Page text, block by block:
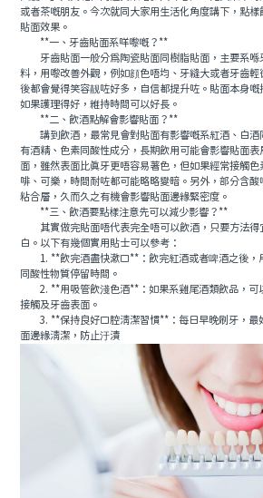
或者茶嘅朋友。今次就同大家用生活化角度講下，點
貼面效果。
**一、牙齒貼面系咩嚟嘅？**
牙齒貼面一般分爲陶瓷貼面同樹脂貼面，主要系喺
料，用嚟改善外觀，例如顔色唔均、牙縫大或者牙齒
後都會覺得笑容靓咗好多，自信都提升咗。貼面本身嘅
如果護理得好，維持時間可以好長。
**二、飲酒點解會影響貼面？**
講到飲酒，最常見會對貼面有影響嘅系紅酒、白酒
有酒精、色素同酸性成分，長期飲用可能會影響貼面
面，雖然表面比真牙更唔容易著色，但如果經常接觸
啡、可樂，時間耐咗都可能略略變暗。另外，部分含
粘合層，久而久之有機會影響貼面邊緣緊密度。
**三、飲酒要點樣注意先可以減少影響？**
其實做完貼面唔代表完全唔可以飲酒，只要方法得
白。以下有幾個實用貼士可以參考：
1. **飲完酒盡快漱口**：飲完紅酒或者啤酒之後，
同酸性物質停留時間。
2. **用吸管飲淺色酒**：如果系雞尾酒類飲品，可
接觸及牙齒表面。
3. **保持良好口腔清潔習慣**：每日早晚刷牙，最
面邊緣清潔，防止汙漬